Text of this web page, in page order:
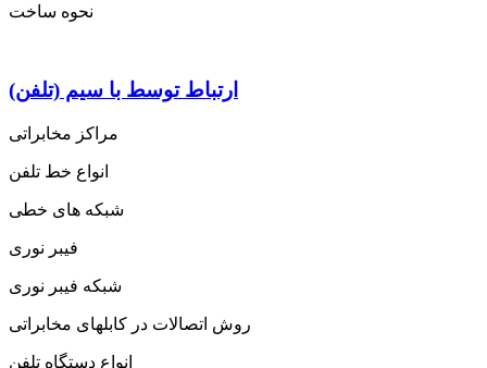
نحوه ساخت
ارتباط توسط با سیم (تلفن)
مراکز مخابراتی
انواع خط تلفن
شبکه های خطی
فیبر نوری
شبکه فیبر نوری
روش اتصالات در کابلهای مخابراتی
انواع دستگاه تلفن